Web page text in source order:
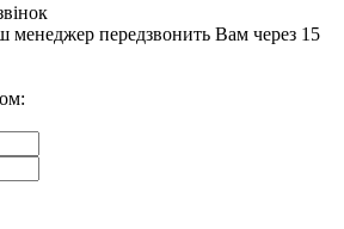
менеджер передзвонить Вам через 15